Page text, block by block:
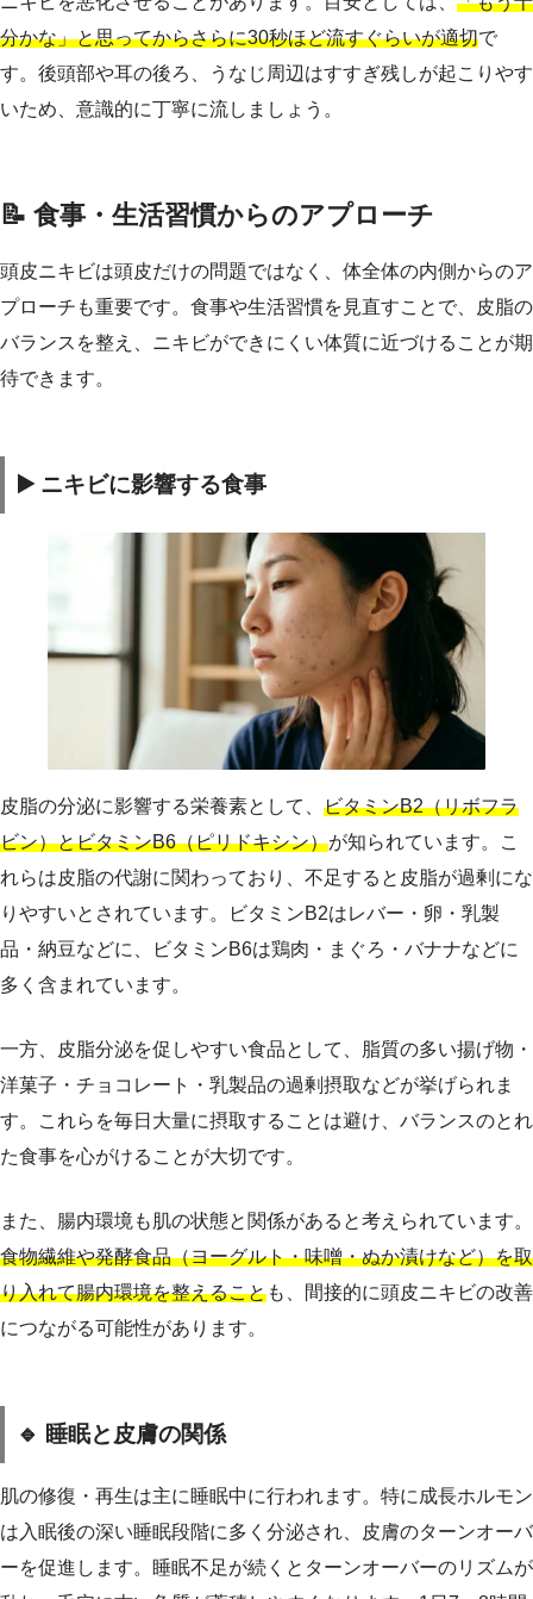
分かな」と思ってからさらに30秒ほど流すぐらいが適切で
す。後頭部や耳の後ろ、うなじ周辺はすすぎ残しが起こりやす
いため、意識的に丁寧に流しましょう。
📝 食事・生活習慣からのアプローチ
頭皮ニキビは頭皮だけの問題ではなく、体全体の内側からのア
プローチも重要です。食事や生活習慣を見直すことで、皮脂の
バランスを整え、ニキビができにくい体質に近づけることが期
待できます。
▶️ ニキビに影響する食事
皮脂の分泌に影響する栄養素として、 ビタミンB2（リボフラ
ビン）とビタミンB6（ピリドキシン）が知られています。こ
れらは皮脂の代謝に関わっており、不足すると皮脂が過剰にな
りやすいとされています。ビタミンB2はレバー・卵・乳製
品・納豆などに、ビタミンB6は鶏肉・まぐろ・バナナなどに
多く含まれています。
一方、皮脂分泌を促しやすい食品として、脂質の多い揚げ物・
洋菓子・チョコレート・乳製品の過剰摂取などが挙げられま
す。これらを毎日大量に摂取することは避け、バランスのとれ
た食事を心がけることが大切です。
また、腸内環境も肌の状態と関係があると考えられています。
食物繊維や発酵食品（ヨーグルト・味噌・ぬか漬けなど）を取
り入れて腸内環境を整えることも、間接的に頭皮ニキビの改善
につながる可能性があります。
🔹 睡眠と皮膚の関係
肌の修復・再生は主に睡眠中に行われます。特に成長ホルモン
は入眠後の深い睡眠段階に多く分泌され、皮膚のターンオーバ
ーを促進します。睡眠不足が続くとターンオーバーのリズムが